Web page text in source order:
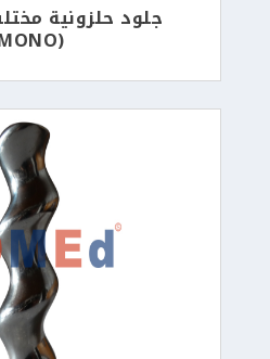
جلود حلزونية
(MONO)